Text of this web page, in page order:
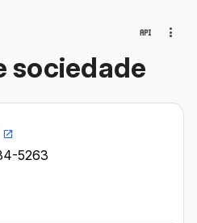
sociedade
5263